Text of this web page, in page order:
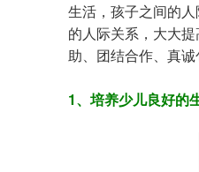
生活，孩子之间的
的人际关系，大大
助、团结合作、真
1、培养少儿良好的